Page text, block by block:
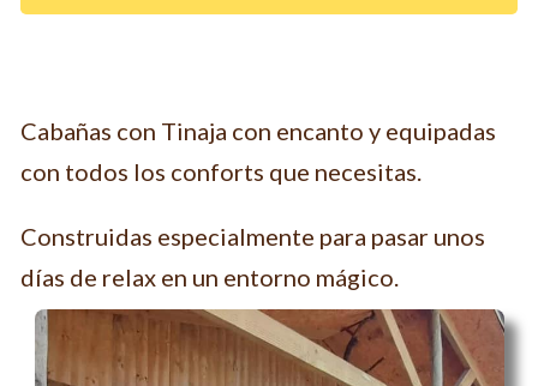
Cabañas con Tinaja con encanto y equipadas
con todos los conforts que necesitas.
Construidas especialmente para pasar unos
días de relax en un entorno mágico.